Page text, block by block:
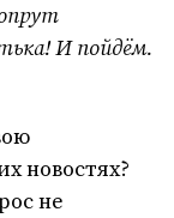
И пойдём.
новостях?
не